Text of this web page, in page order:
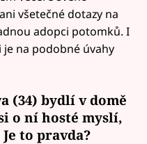
všetečné dotazy na
adopci potomků. I
na podobné úvahy
(34) bydlí v domě
o ní hosté myslí,
to pravda?